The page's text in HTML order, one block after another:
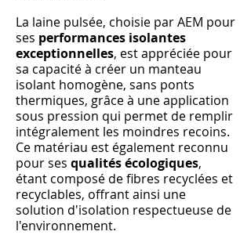
La laine pulsée, choisie par AEM pour
ses performances isolantes
exceptionnelles, est appréciée pour
sa capacité à créer un manteau
isolant homogène, sans ponts
thermiques, grâce à une application
sous pression qui permet de remplir
intégralement les moindres recoins.
Ce matériau est également reconnu
pour ses qualités écologiques,
étant composé de fibres recyclées et
recyclables, offrant ainsi une
solution d'isolation respectueuse de
l'environnement.